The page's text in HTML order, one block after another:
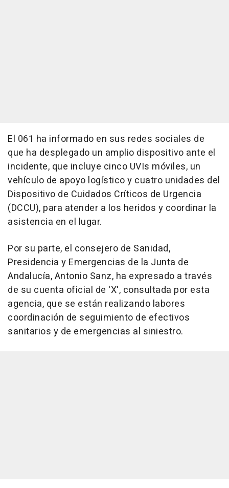
El 061 ha informado en sus redes sociales de
que ha desplegado un amplio dispositivo ante el
incidente, que incluye cinco UVIs móviles, un
vehículo de apoyo logístico y cuatro unidades del
Dispositivo de Cuidados Críticos de Urgencia
(DCCU), para atender a los heridos y coordinar la
asistencia en el lugar.
Por su parte, el consejero de Sanidad,
Presidencia y Emergencias de la Junta de
Andalucía, Antonio Sanz, ha expresado a través
de su cuenta oficial de 'X', consultada por esta
agencia, que se están realizando labores
coordinación de seguimiento de efectivos
sanitarios y de emergencias al siniestro.